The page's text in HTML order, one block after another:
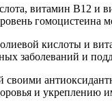
витамин B12 и
гомоцистеина
кислоты и
заболеваний и
и укреплению